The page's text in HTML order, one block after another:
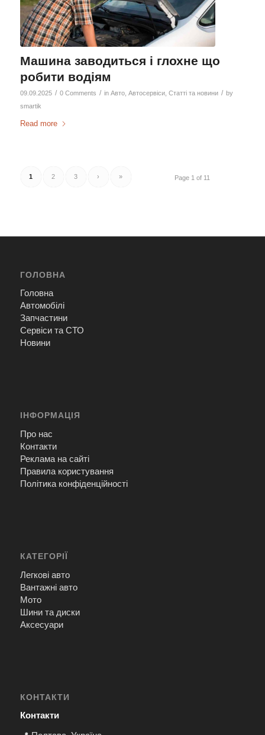
Машина заводиться і глохне що
робити водіям
09.09.2025 / 0 Comments / in Авто, Автосервіси, Статті та новини / by
smartik
Read more
Page 1 of 11
1 2 3 › »
ГОЛОВНА
Головна
Автомобілі
Запчастини
Сервіси та СТО
Новини
ІНФОРМАЦІЯ
Про нас
Контакти
Реклама на сайті
Правила користування
Політика конфіденційності
КАТЕГОРІЇ
Легкові авто
Вантажні авто
Мото
Шини та диски
Аксесуари
КОНТАКТИ
Контакти